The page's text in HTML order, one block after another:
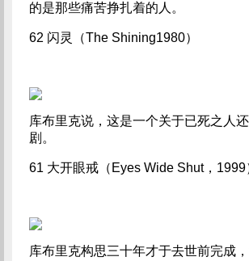
的是那些痛苦挣扎着的人。
62 闪灵（The Shining1980）
库布里克说，这是一个关于已死之人
剧。
61 大开眼戒（Eyes Wide Shut，1999
库布里克构思三十年才于去世前完成